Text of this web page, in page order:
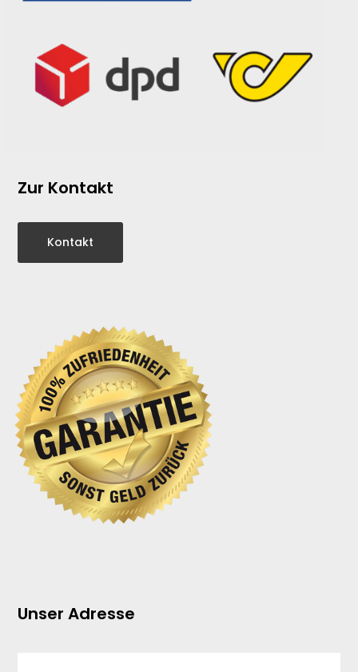
Zur Kontakt
Kontakt
Unser Adresse